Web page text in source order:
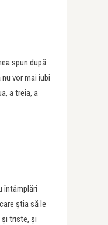
spun după
vor mai iubi
a treia, a
întâmplări
știa să le
triste, și